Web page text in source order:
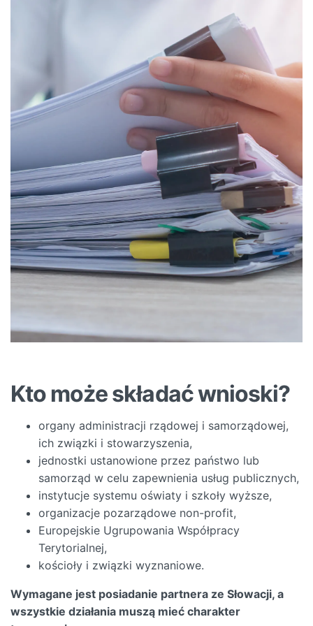
Kto może składać wnioski?
organy administracji rządowej i samorządowej,
ich związki i stowarzyszenia,
jednostki ustanowione przez państwo lub
samorząd w celu zapewnienia usług publicznych,
instytucje systemu oświaty i szkoły wyższe,
organizacje pozarządowe non-profit,
Europejskie Ugrupowania Współpracy
Terytorialnej,
kościoły i związki wyznaniowe.
Wymagane jest posiadanie partnera ze Słowacji, a
wszystkie działania muszą mieć charakter